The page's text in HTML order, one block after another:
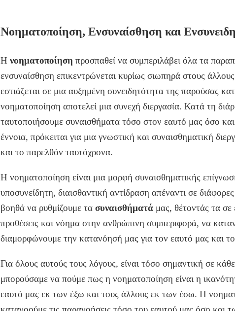
Νοηματοποίηση, Ενσυναίσθηση και
Η νοηματοποίηση προσπαθεί να συμπεριλάβει όλα τα
ενσυναίσθηση επικεντρώνεται κυρίως σιωπηρά στους
εστιάζεται σε μια αυξημένη συνειδητότητα της παρούσας
νοηματοποίηση αποτελεί μια συνεχή διεργασία. Κατά τη
ταυτοποιήσουμε συναισθήματα τόσο στον εαυτό μας όσο
έννοια, πρόκειται για μια γνωστική και συναισθηματική
και το παρελθόν ταυτόχρονα.
Η νοηματοποίηση είναι μια μορφή συναισθηματικής
υποσυνείδητη, διαισθαντική αντίδραση απέναντι σε
βοηθά να ρυθμίζουμε τα συναισθήματά μας, θέτοντάς τα σε
προθέσεις και νόημα στην ανθρώπινη συμπεριφορά, να
διαμορφώνουμε την κατανόησή μας για τον εαυτό μας και
Για όλους αυτούς τους λόγους, είναι τόσο σημαντική σε
μπορούσαμε να πούμε πως η νοηματοποίηση είναι η
εαυτό μας εκ των έξω και τους άλλους εκ των έσω. Η